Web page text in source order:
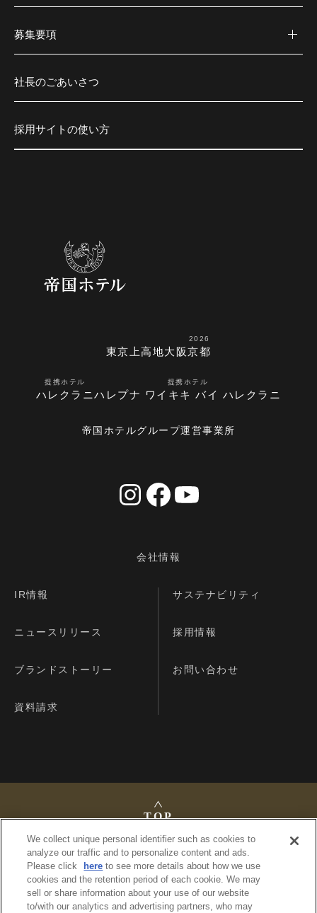
募集要項
社長のごあいさつ
採用サイトの使い方
東京 上高地大阪
2026
京都
提携ホテル
ハレクラニ
提携ホテル
ハレプナ ワイキキ バイ ハレクラニ
帝国ホテルグループ運営事業所
会社情報
IR情報 サステナビリティ
ニュースリリース 採用情報
ブランドストーリー お問い合わせ
資料請求
TOP
法定公告
プライバシーポリシー
We collect unique personal identifier such as cookies to
analyze our traffic and to personalize content and ads.
Please click
here to see more details about how we use
cookies and the retention period of each cookie. We may
sell or share information about your use of our website
to/with our analytics and advertising partners, who may